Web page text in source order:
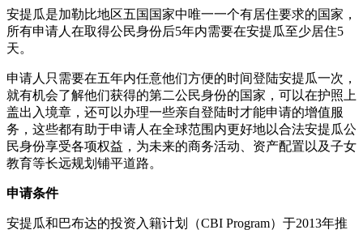
安提瓜是加勒比地区五国国家中唯一一个有居住要求的国家，
所有申请人在取得公民身份后5年内需要在安提瓜至少居住5
天。
申请人只需要在五年内任意他们方便的时间登陆安提瓜一次，
就有机会了解他们获得的第二公民身份的国家，可以在护照上
盖出入境章，还可以办理一些亲自登陆时才能申请的增值服
务，这些都有助于申请人在全球范围内更好地以合法安提瓜公
民身份享受各项权益，为未来的商务活动、资产配置以及子女
教育等长远规划铺平道路。
申请条件
安提瓜和巴布达的投资入籍计划（CBI Program）于2013年推